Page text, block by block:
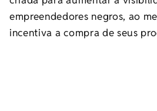
empreendedores negros, ao
incentiva a compra de seus